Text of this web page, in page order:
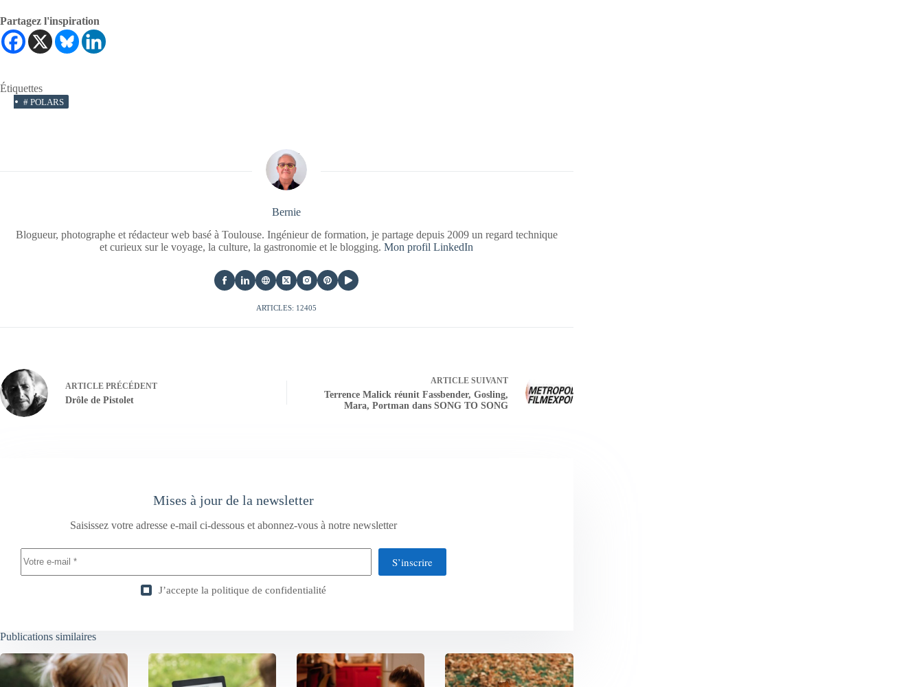
Partagez l'inspiration
Étiquettes
# POLARS
Bernie
Blogueur, photographe et rédacteur web basé à Toulouse. Ingénieur de formation, je partage depuis 2009 un regard technique
et curieux sur le voyage, la culture, la gastronomie et le blogging.Mon profil LinkedIn
ARTICLES: 12405
ARTICLE PRÉCÉDENT
Drôle de Pistolet
ARTICLESUIVANT
Terrence Malick réunit Fassbender, Gosling,
Mara, Portman dans SONG TO SONG
Mises à jour de la newsletter
Saisissez votre adresse e-mail ci-dessous et abonnez-vous à notre newsletter
S’inscrire
J’accepte la politique de confidentialité
Publications similaires